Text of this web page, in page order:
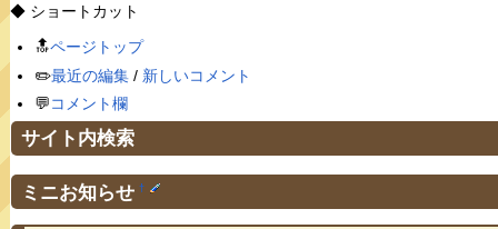
◆ ショートカット
🔝ページトップ
✏️最近の編集/ 新しいコメント
💬コメント欄
サイト内検索
ミニお知らせ †